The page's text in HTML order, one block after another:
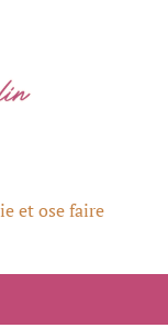
et ose faire